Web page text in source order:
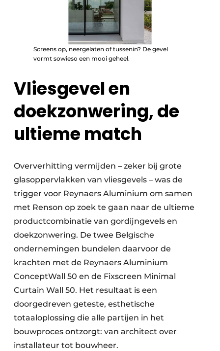
Screens op, neergelaten of tussenin? De gevel
vormt sowieso een mooi geheel.
Vliesgevel en
doekzonwering, de
ultieme match
Oververhitting vermijden – zeker bij grote
glasoppervlakken van vliesgevels – was de
trigger voor Reynaers Aluminium om samen
met Renson op zoek te gaan naar de ultieme
productcombinatie van gordijngevels en
doekzonwering. De twee Belgische
ondernemingen bundelen daarvoor de
krachten met de Reynaers Aluminium
ConceptWall 50 en de Fixscreen Minimal
Curtain Wall 50. Het resultaat is een
doorgedreven geteste, esthetische
totaaloplossing die alle partijen in het
bouwproces ontzorgt: van architect over
installateur tot bouwheer.